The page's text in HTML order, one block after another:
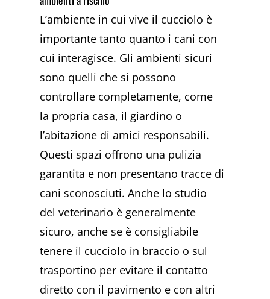
L’ambiente in cui vive il cucciolo è
importante tanto quanto i cani con
cui interagisce. Gli ambienti sicuri
sono quelli che si possono
controllare completamente, come
la propria casa, il giardino o
l’abitazione di amici responsabili.
Questi spazi offrono una pulizia
garantita e non presentano tracce di
cani sconosciuti. Anche lo studio
del veterinario è generalmente
sicuro, anche se è consigliabile
tenere il cucciolo in braccio o sul
trasportino per evitare il contatto
diretto con il pavimento e con altri